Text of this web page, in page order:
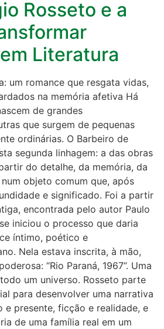
Rosseto e a
Literatura
um romance que resgata vidas,
na memória afetiva Há
de grandes
que surgem de pequenas
ordinárias. O Barbeiro de
segunda linhagem: a das obras
do detalhe, da memória, da
objeto comum que, após
e significado. Foi a partir
encontrada pelo autor Paulo
iniciou o processo que daria
íntimo, poético e
Nela estava inscrita, à mão,
“Rio Paraná, 1967”. Uma
um universo. Rosseto parte
para desenvolver uma narrativa
e presente, ficção e realidade, e
de uma família real em um